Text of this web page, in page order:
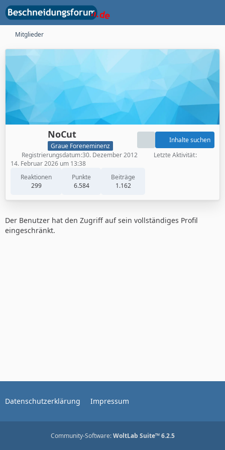
Mitglieder
NoCut
Graue Foreneminenz
Reaktionen
299
Punkte
6.584
Beiträge
1.162
Inhalte suchen
Registrierungsdatum 30. Dezember 2012
Letzte Aktivität
14. Februar 2026 um 13:38
Der Benutzer hat den Zugriff auf sein vollständiges Profil
eingeschränkt.
Datenschutzerklärung Impressum
Community-Software:WoltLab Suite™ 6.2.5